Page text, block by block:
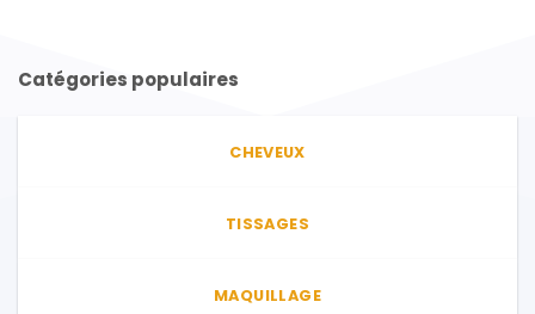
Catégories populaires
CHEVEUX
TISSAGES
MAQUILLAGE